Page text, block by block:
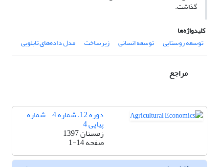
گذاشت.
کلیدواژه‌ها
توسعه روستایی
توسعه انسانی زیرساخت مدل داده‌های تابلویی
مراجع
دوره 12، شماره 4 - شماره
پیاپی 4
زمستان 1397
صفحه1-14